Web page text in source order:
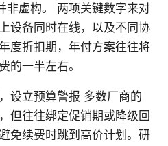
非虚构。 两项关键数字来对
设备同时在线，以及不同协
度折扣期，年付方案往往将
的一半左右。
设立预算警报 多数厂商的
但往往绑定促销期或降级回
免续费时跳到高价计划。研